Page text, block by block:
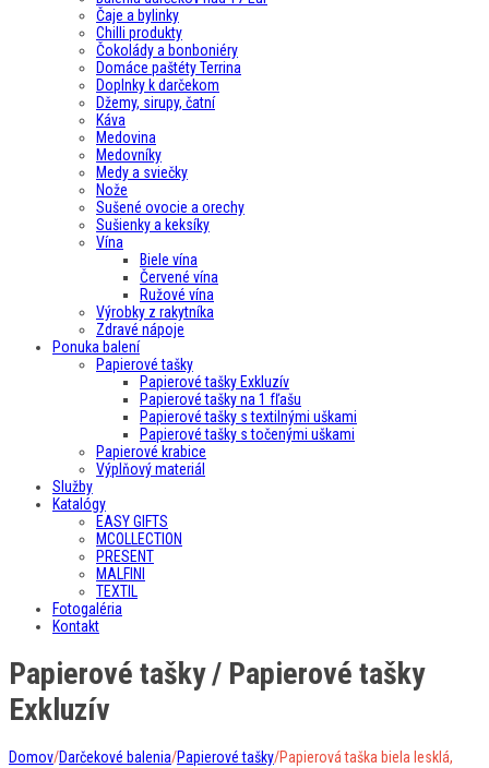
Čaje a bylinky
Chilli produkty
Čokolády a bonboniéry
Domáce paštéty Terrina
Doplnky k darčekom
Džemy, sirupy, čatní
Káva
Medovina
Medovníky
Medy a sviečky
Nože
Sušené ovocie a orechy
Sušienky a keksíky
Vína
Biele vína
Červené vína
Ružové vína
Výrobky z rakytníka
Zdravé nápoje
Ponuka balení
Papierové tašky
Papierové tašky Exkluzív
Papierové tašky na 1 fľašu
Papierové tašky s textilnými uškami
Papierové tašky s točenými uškami
Papierové krabice
Výplňový materiál
Služby
Katalógy
EASY GIFTS
MCOLLECTION
PRESENT
MALFINI
TEXTIL
Fotogaléria
Kontakt
Papierové tašky / Papierové tašky
Exkluzív
Domov/Darčekové balenia/Papierové tašky/Papierová taška biela lesklá,